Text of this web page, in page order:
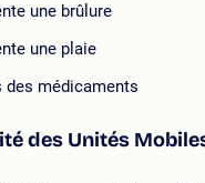
une brûlure
une plaie
des médicaments
des Unités